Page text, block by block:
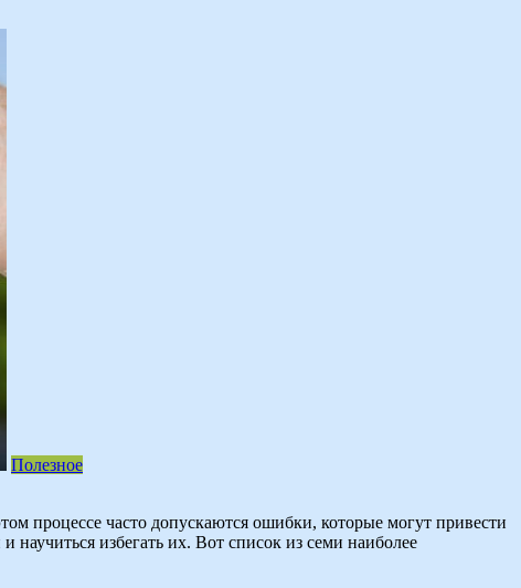
Полезное
процессе часто допускаются ошибки, которые могут привести
избегать их. Вот список из семи наиболее